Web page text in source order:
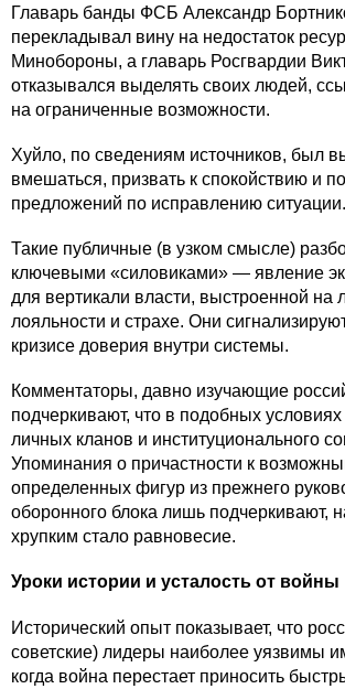
Главарь банды ФСБ Александр
перекладывал вину на недостаток
Минобороны, а главарь Росгвардии
отказывался выделять своих людей,
на ограниченные возможности.
Хуйло, по сведениям источников, был
вмешаться, призвать к спокойствию и
предложений по исправлению ситуации.
Такие публичные (в узком смысле)
ключевыми «силовиками» — явление
для вертикали власти, выстроенной на
лояльности и страхе. Они
кризисе доверия внутри системы.
Комментаторы, давно изучающие
подчеркивают, что в подобных условиях
личных кланов и институционального
Упоминания о причастности к
определенных фигур из прежнего
оборонного блока лишь подчеркивают,
хрупким стало равновесие.
Уроки истории и усталость от войны
Исторический опыт показывает, что
советские) лидеры наиболее уязвимы
когда война перестает приносить